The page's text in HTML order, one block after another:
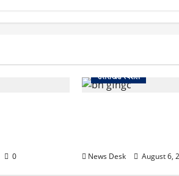
0
उत्तराखंड स्पेशल
News Desk August 6,